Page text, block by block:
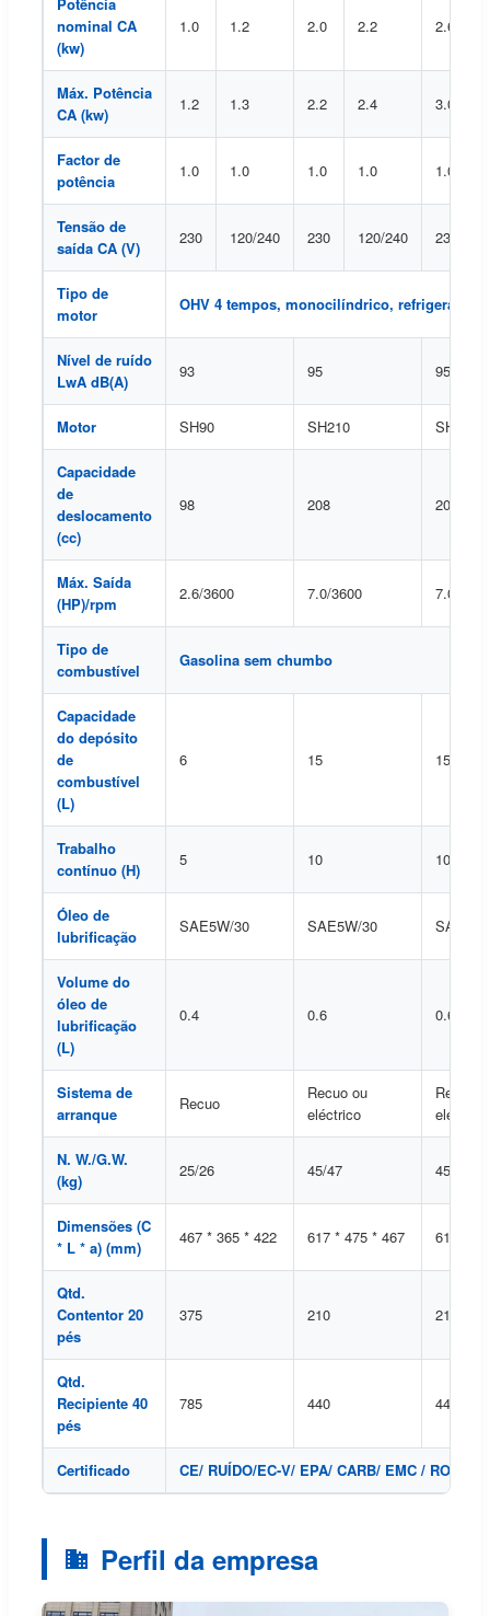
Potência
nominal CA
(kw)
1.0 1.2 2.0 2.2 2.6
Máx. Potência
CA (kw)
1.2 1.3 2.2 2.4 3.0
Factor de
potência
1.0 1.0 1.0 1.0 1.0
Tensão de
saída CA (V)
230 120/240 230 120/240 230
Tipo de
motor
OHV 4 tempos, monocilíndrico, refrigerado a
Nível de ruído
LwA dB(A)
93 95 95
Motor SH90 SH210 SH210
Capacidade
de
deslocamento
(cc)
98 208 208
Máx. Saída
(HP)/rpm
2.6/3600 7.0/3600 7.0/3600
Tipo de
combustível
Gasolina sem chumbo
Capacidade
do depósito
de
combustível
(L)
6 15 15
Trabalho
contínuo (H)
5 10 10
Óleo de
lubrificação
SAE5W/30 SAE5W/30
Volume do
óleo de
lubrificação
(L)
0.4 0.6 0.6
Sistema de
arranque
Recuo
Recuo ou
eléctrico
Recuo
eléctrico
N. W./G.W.
(kg)
25/26 45/47 45/47
Dimensões (C
* L * a) (mm)
467 * 365 * 422 617 * 475 * 467 617 *
Qtd.
Contentor 20
pés
375 210 210
Qtd.
Recipiente 40
pés
785 440 440
Certificado CE/ RUÍDO/EC-V/ EPA/ CARB/ EMC / ROHS
Perfil da empresa